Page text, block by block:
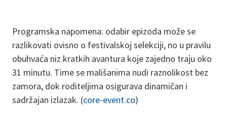
Programska napomena: odabir epizoda može se
razlikovati ovisno o festivalskoj selekciji, no u pravilu
obuhvaća niz kratkih avantura koje zajedno traju oko
31 minutu. Time se mališanima nudi raznolikost bez
zamora, dok roditeljima osigurava dinamičan i
sadržajan izlazak. (core-event.co)